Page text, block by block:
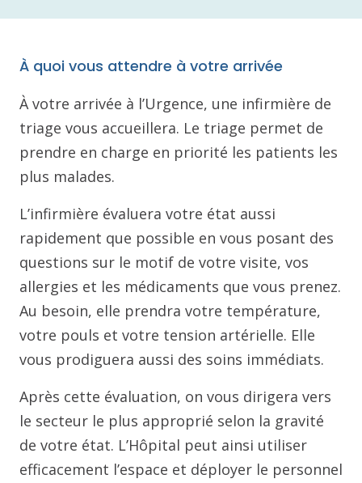
À quoi vous attendre à votre arrivée
À votre arrivée à l’Urgence, une infirmière de
triage vous accueillera. Le triage permet de
prendre en charge en priorité les patients les
plus malades.
L’infirmière évaluera votre état aussi
rapidement que possible en vous posant des
questions sur le motif de votre visite, vos
allergies et les médicaments que vous prenez.
Au besoin, elle prendra votre température,
votre pouls et votre tension artérielle. Elle
vous prodiguera aussi des soins immédiats.
Après cette évaluation, on vous dirigera vers
le secteur le plus approprié selon la gravité
de votre état. L’Hôpital peut ainsi utiliser
efficacement l’espace et déployer le personnel